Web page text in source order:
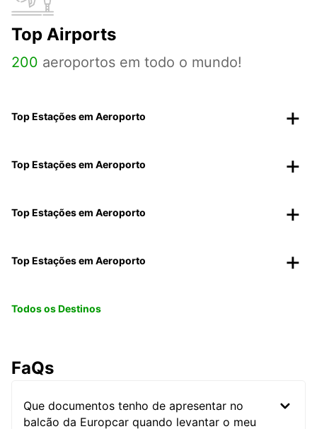
Top Airports
200 aeroportos em todo o mundo!
Top Estações em Aeroporto
Top Estações em Aeroporto
Top Estações em Aeroporto
Top Estações em Aeroporto
Todos os Destinos
FaQs
Que documentos tenho de apresentar no
balcão da Europcar quando levantar o meu